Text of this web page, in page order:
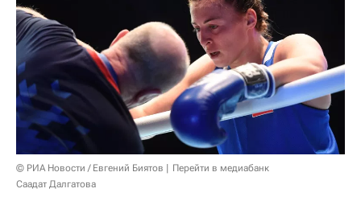
© РИА Новости / Евгений Биятов
Перейти в медиабанк
Саадат Далгатова